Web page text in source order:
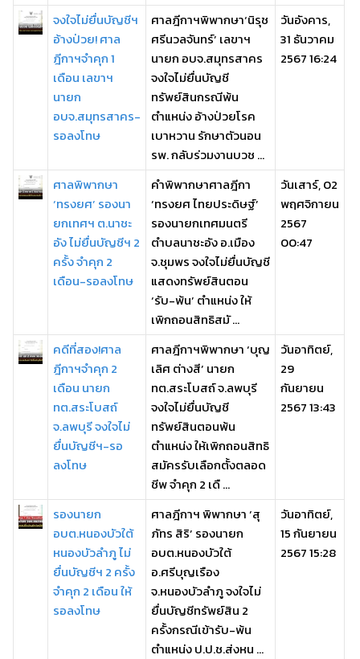
จงใจไม่ยื่นบัญชีฯ
อ้างป่วย! ศาล
ฎีกาฯจำคุก 1
เดือน เลขาฯ
นายก
อบจ.สมุทรสาคร-
รอลงโทษ
ศาลฎีกาฯพิพากษา‘นิรุช
ศรีนวลจันทร์’ เลขาฯ
นายก อบจ.สมุทรสาคร
จงใจไม่ยื่นบัญชี
ทรัพย์สินกรณีพ้น
ตำแหน่ง อ้างป่วยโรค
เบาหวาน รักษาตัวนอน
รพ. กลับร่วมงานบวช ...
วันอังคาร,
31 ธันวาคม
2567 16:24
ศาลพิพากษา
‘ทรงยศ’ รองนา
ยกเทศฯ ต.นาชะ
อัง ไม่ยื่นบัญชีฯ 2
ครั้ง จำคุก 2
เดือน-รอลงโทษ
คำพิพากษาศาลฎีกา
‘ทรงยศ ไทยประดิษฐ์’
รองนายกเทศมนตรี
ตำบลนาชะอัง อ.เมือง
จ.ชุมพร จงใจไม่ยื่นบัญชี
แสดงทรัพย์สินตอน
‘รับ-พ้น’ ตำแหน่ง ให้
เพิกถอนสิทธิสมั ...
วันเสาร์, 02
พฤศจิกายน
2567
00:47
คดีที่สอง!ศาล
ฎีกาฯจำคุก 2
เดือน นายก
ทต.สระโบสถ์
จ.ลพบุรี จงใจไม่
ยื่นบัญชีฯ-รอ
ลงโทษ
ศาลฎีกาฯพิพากษา ‘บุญ
เลิศ ต่างสี’ นายก
ทต.สระโบสถ์ จ.ลพบุรี
จงใจไม่ยื่นบัญชี
ทรัพย์สินตอนพ้น
ตำแหน่ง ให้เพิกถอนสิทธิ
สมัครรับเลือกตั้งตลอด
ชีพ จำคุก 2 เดื ...
วันอาทิตย์,
29
กันยายน
2567 13:43
รองนายก
อบต.หนองบัวใต้
หนองบัวลำภู ไม่
ยื่นบัญชีฯ 2 ครั้ง
จําคุก 2 เดือน ให้
รอลงโทษ
ศาลฎีกาฯ พิพากษา ‘สุ
ภัทร สิริ’ รองนายก
อบต.หนองบัวใต้
อ.ศรีบุญเรือง
จ.หนองบัวลำภู จงใจไม่
ยื่นบัญชีทรัพย์สิน 2
ครั้งกรณีเข้ารับ-พ้น
ตำแหน่ง ป.ป.ช.ส่งหน ...
วันอาทิตย์,
15 กันยายน
2567 15:28